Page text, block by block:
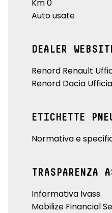
Km 0
Auto usate
DEALER
Renord Renault
Renord Dacia
ETICHETTE
Normativa e
TRASPARENZA
Informativa Ivass
Mobilize Financial